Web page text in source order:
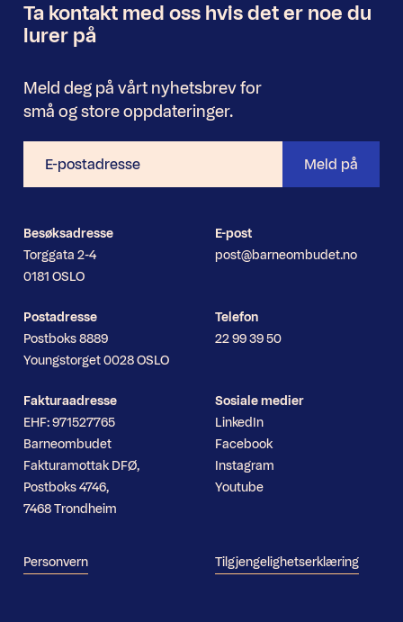
Nyhetsbrev
Ta kontakt med oss hvis det er noe du
lurer på
Meld deg på vårt nyhetsbrev for
små og store oppdateringer.
postadresse
Meld på
Besøksadresse
Torggata 2-4
0181 OSLO
Postadresse
Postboks 8889
Youngstorget 0028 OSLO
Fakturaadresse
EHF: 971527765
Barneombudet
Fakturamottak DFØ,
Postboks 4746,
7468 Trondheim
Personvern
E-post
post@barneombudet.no
Telefon
22 99 39 50
Sosiale medier
LinkedIn
Facebook
Instagram
Youtube
Tilgjengelighetserklæring